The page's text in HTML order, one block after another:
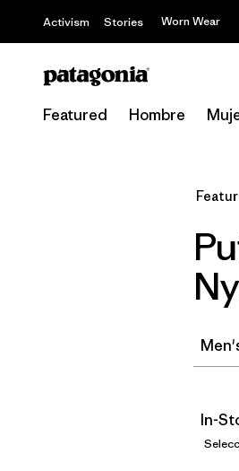
Activism Stories Worn Wear
Featured Hombre
In-